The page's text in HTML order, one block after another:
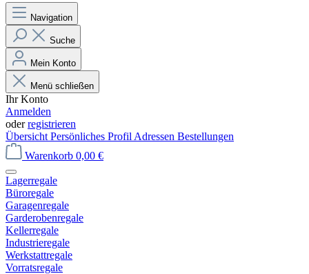
Navigation
Suche
Mein Konto
Menü schließen
Ihr Konto
Anmelden
oderregistrieren
Übersicht Persönliches Profil Adressen Bestellungen
Warenkorb 0,00 €
Lagerregale
Büroregale
Garagenregale
Garderobenregale
Kellerregale
Industrieregale
Werkstattregale
Vorratsregale